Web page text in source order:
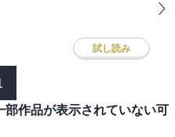
試し読み
作品が表示されていない可